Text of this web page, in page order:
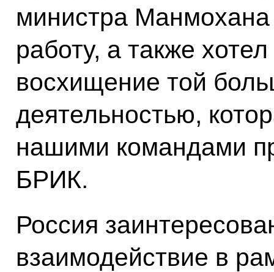
министра Манмохана
работу, а также
восхищение той
деятельностью,
нашими командами
БРИК.
Россия
взаимодействие в